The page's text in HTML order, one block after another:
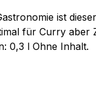
ist
für Curry aber
0,3 l Ohne Inhalt.